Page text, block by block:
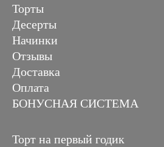
Торты
Десерты
Начинки
Отзывы
Доставка
Оплата
БОНУСНАЯ СИСТЕМА
Торт на первый годик